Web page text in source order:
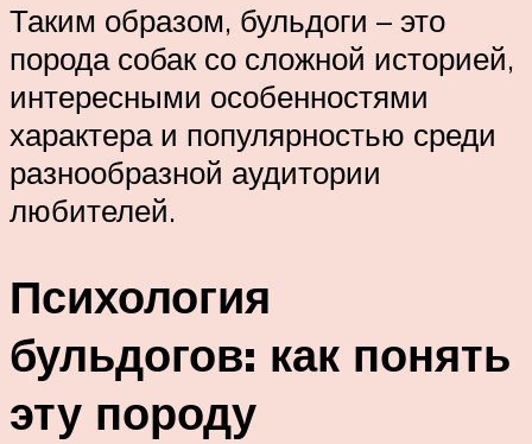
Таким образом, бульдоги – это
порода собак со сложной историей,
интересными особенностями
характера и популярностью среди
разнообразной аудитории
любителей.
Психология
бульдогов: как понять
эту породу